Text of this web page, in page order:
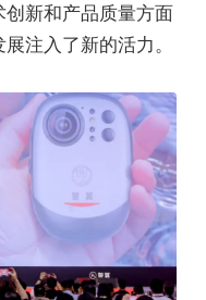
新和产品质量方面
注入了新的活力。